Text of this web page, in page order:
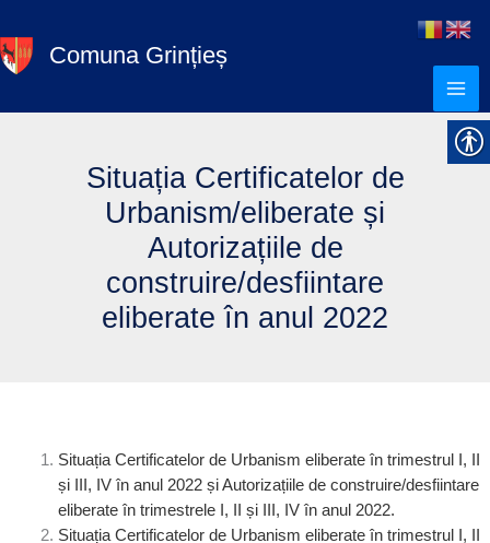
to
contentComuna Grințieș
Situația Certificatelor de
Urbanism/eliberate și
Autorizațiile de
construire/desfiintare
eliberate în anul 2022
Situația Certificatelor de Urbanism eliberate în trimestrul I, II
și III, IV în anul 2022 și Autorizațiile de construire/desfiintare
eliberate în trimestrele I, II și III, IV în anul 2022.
Situația Certificatelor de Urbanism eliberate în trimestrul I, II